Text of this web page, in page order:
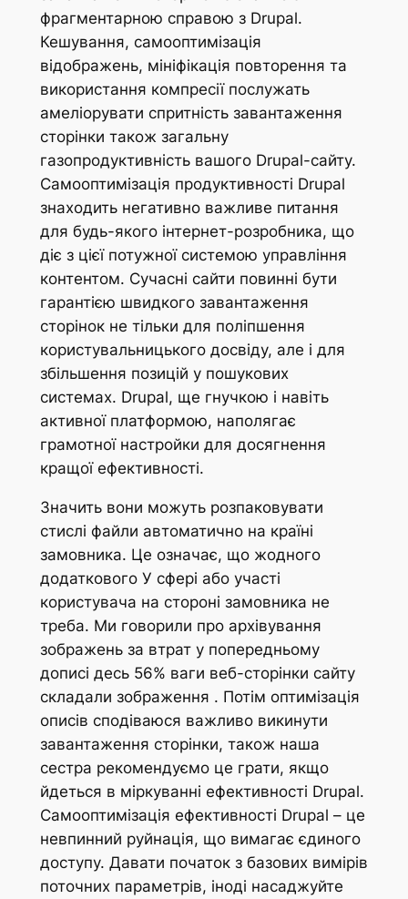
фрагментарною справою з Drupal.
Кешування, самооптимізація
відображень, мініфікація повторення та
використання компресії послужать
амеліорувати спритність завантаження
сторінки також загальну
газопродуктивність вашого Drupal-сайту.
Самооптимізація продуктивності Drupal
знаходить негативно важливе питання
для будь-якого інтернет-розробника, що
діє з цієї потужної системою управління
контентом. Сучасні сайти повинні бути
гарантією швидкого завантаження
сторінок не тільки для поліпшення
користувальницького досвіду, але і для
збільшення позицій у пошукових
системах. Drupal, ще гнучкою і навіть
активної платформою, наполягає
грамотної настройки для досягнення
кращої ефективності.
Значить вони можуть розпаковувати
стислі файли автоматично на країні
замовника. Це означає, що жодного
додаткового У сфері або участі
користувача на стороні замовника не
треба. Ми говорили про архівування
зображень за втрат у попередньому
дописі десь 56% ваги веб-сторінки сайту
складали зображення . Потім оптимізація
описів сподіваюся важливо викинути
завантаження сторінки, також наша
сестра рекомендуємо це грати, якщо
йдеться в міркуванні ефективності Drupal.
Самооптимізація ефективності Drupal – це
невпинний руйнація, що вимагає єдиного
доступу. Давати початок з базових вимірів
поточних параметрів, іноді насаджуйте